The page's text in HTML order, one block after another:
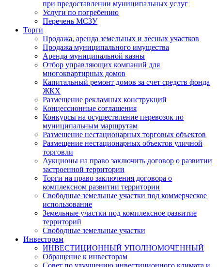
при предоставлении муниципальных услуг
Услуги по погребению
Перечень МСЗУ
Торги
Продажа, аренда земельных и лесных участков
Продажа муниципального имущества
Аренда муниципальной казны
Отбор управляющих компаний для
многоквартирных домов
Капитальный ремонт домов за счет средств фонда
ЖКХ
Размещение рекламных конструкций
Концессионные соглашения
Конкурсы на осуществление перевозок по
муниципальным маршрутам
Размещение нестационарных торговых объектов
Размещение нестационарных объектов уличной
торговли
Аукционы на право заключить договор о развитии
застроенной территории
Торги на право заключения договора о
комплексном развитии территории
Свободные земельные участки под коммерческое
использование
Земельные участки под комплексное развитие
территорий
Свободные земельные участки
Инвесторам
ИНВЕСТИЦИОННЫЙ УПОЛНОМОЧЕННЫЙ
Обращение к инвесторам
Совет по улучшению инвестиционного климата и